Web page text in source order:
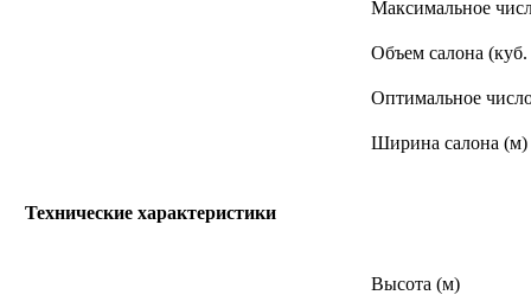
Максимальное
Объем салона
Оптимальное
Ширина салона (м)
Технические характеристики
Высота (м)